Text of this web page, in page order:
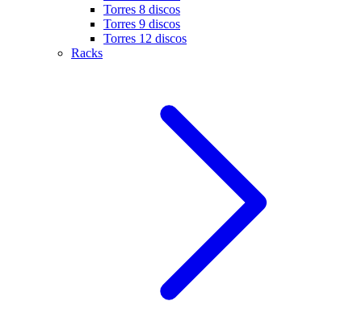
Torres 8 discos
Torres 9 discos
Torres 12 discos
Racks